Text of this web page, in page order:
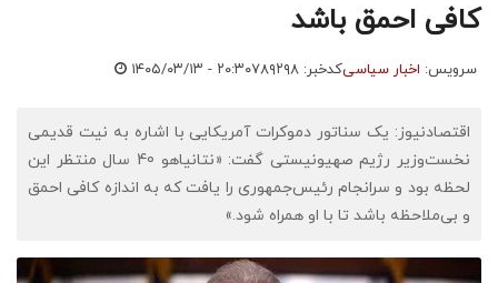
کافی احمق باشد
سرویس: اخبار سیاسیکدخبر: ۷۸۹۲۹۸ ۱۴۰۵/۰۳/۱۳ - ۲۰:۳۰
اقتصادنیوز: یک سناتور دموکرات آمریکایی با اشاره به نیت قدیمی
نخست‌وزیر رژیم صهیونیستی گفت: «نتانیاهو 40 سال منتظر این
لحظه بود و سرانجام رئیس‌جمهوری را یافت که به اندازه کافی احمق
و بی‌ملاحظه باشد تا با او همراه شود.»